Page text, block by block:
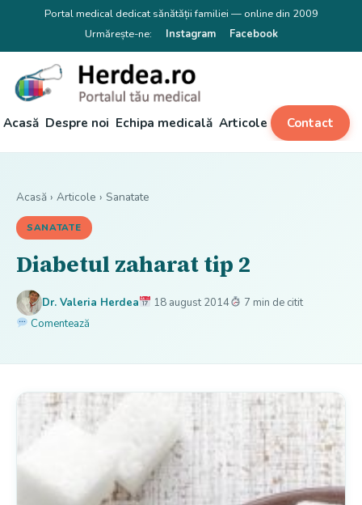
Portal medical dedicat sănătății familiei — online din 2009
Urmărește-ne:
Instagram Facebook
Acasă Despre noi Echipa medicală Articole Contact
Acasă › Articole › Sanatate
SANATATE
Diabetul zaharat tip 2
Dr. Valeria Herdea 18 august 2014
7 min de citit
Comentează